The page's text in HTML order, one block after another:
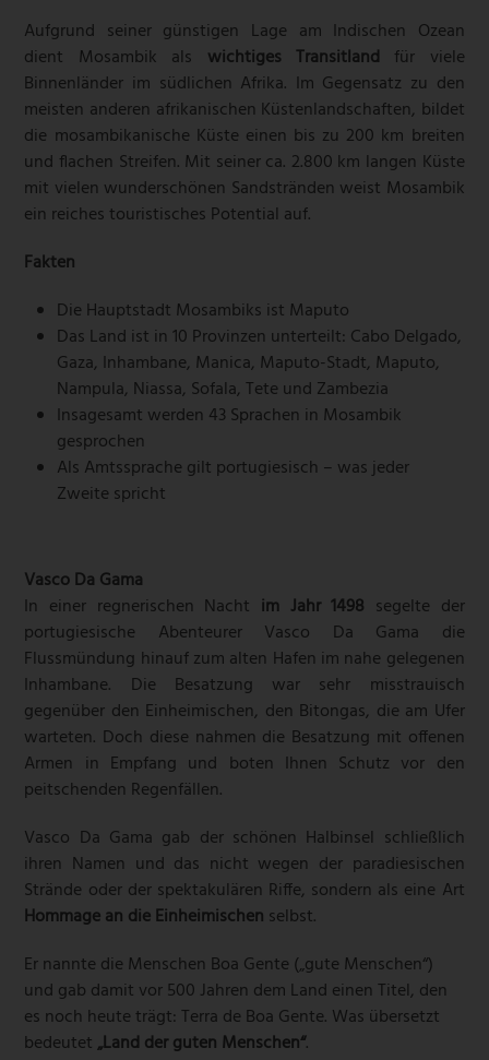
Aufgrund seiner günstigen Lage am Indischen Ozean
dient Mosambik als wichtiges Transitland für viele
Binnenländer im südlichen Afrika. Im Gegensatz zu den
meisten anderen afrikanischen Küstenlandschaften, bildet
die mosambikanische Küste einen bis zu 200 km breiten
und flachen Streifen. Mit seiner ca. 2.800 km langen Küste
mit vielen wunderschönen Sandstränden weist Mosambik
ein reiches touristisches Potential auf.
Fakten
Die Hauptstadt Mosambiks ist Maputo
Das Land ist in 10 Provinzen unterteilt: Cabo Delgado,
Gaza, Inhambane, Manica, Maputo-Stadt, Maputo,
Nampula, Niassa, Sofala, Tete und Zambezia
Insagesamt werden 43 Sprachen in Mosambik
gesprochen
Als Amtssprache gilt portugiesisch – was jeder
Zweite spricht
Vasco Da Gama
In einer regnerischen Nacht im Jahr 1498 segelte der
portugiesische Abenteurer Vasco Da Gama die
Flussmündung hinauf zum alten Hafen im nahe gelegenen
Inhambane. Die Besatzung war sehr misstrauisch
gegenüber den Einheimischen, den Bitongas, die am Ufer
warteten. Doch diese nahmen die Besatzung mit offenen
Armen in Empfang und boten Ihnen Schutz vor den
peitschenden Regenfällen.
Vasco Da Gama gab der schönen Halbinsel schließlich
ihren Namen und das nicht wegen der paradiesischen
Strände oder der spektakulären Riffe, sondern als eine Art
Hommage an die Einheimischen selbst.
Er nannte die Menschen Boa Gente („gute Menschen“)
und gab damit vor 500 Jahren dem Land einen Titel, den
es noch heute trägt: Terra de Boa Gente. Was übersetzt
bedeutet„Land der guten Menschen“.